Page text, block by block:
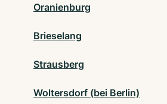
Oranienburg
Brieselang
Strausberg
Woltersdorf (bei Berlin)